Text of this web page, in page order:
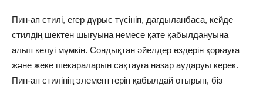
Пин-ап стилі, егер дұрыс түсініп, дағдыланбаса, кейде
стилдің шектен шығуына немесе қате қабылдануына
алып келуі мүмкін. Сондықтан әйелдер өздерін қорғауға
және жеке шекараларын сақтауға назар аударуы керек.
Пин-ап стилінің элементтерін қабылдай отырып, біз